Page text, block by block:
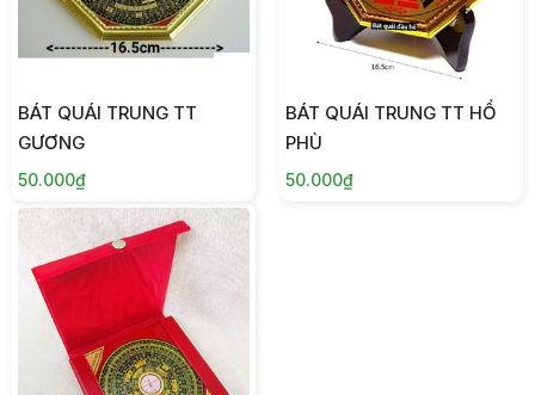
BÁT QUÁI TRUNG TT
GƯƠNG
50.000₫
BÁT QUÁI TRUNG TT HỔ
PHÙ
50.000₫